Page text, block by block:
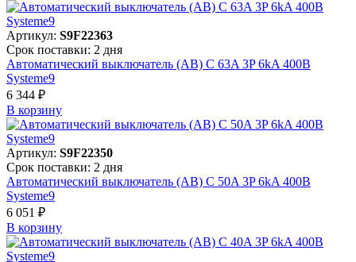
Артикул: S9F22363
Срок поставки: 2 дня
Автоматический выключатель (АВ) C 63A 3P 6kA 400В
Systeme9
6 344 ₽
В корзинy
Артикул: S9F22350
Срок поставки: 2 дня
Автоматический выключатель (АВ) C 50A 3P 6kA 400В
Systeme9
6 051 ₽
В корзинy